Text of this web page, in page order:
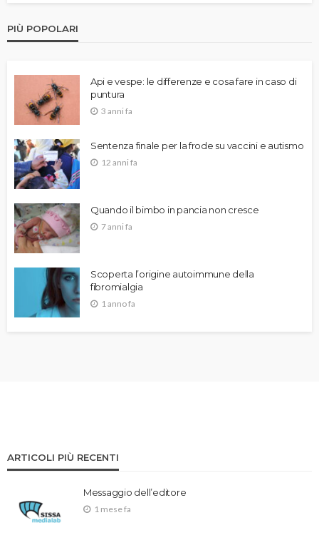
PIÙ POPOLARI
Api e vespe: le differenze e cosa fare in caso di
puntura
3 anni fa
Sentenza finale per la frode su vaccini e autismo
12 anni fa
Quando il bimbo in pancia non cresce
7 anni fa
Scoperta l’origine autoimmune della
fibromialgia
1 anno fa
ARTICOLI PIÙ RECENTI
Messaggio dell’editore
1 mese fa